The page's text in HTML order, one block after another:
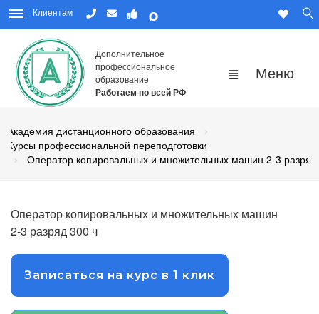
Клиентам
Дополнительное
профессиональное
образование
Работаем по всей РФ
Академия дистанционного образования
Курсы профессиональной переподготовки
Оператор копировальных и множительных машин 2-3 разряд
Оператор копировальных и множительных машин
2-3 разряд 300 ч
Записаться на курс в 1 клик